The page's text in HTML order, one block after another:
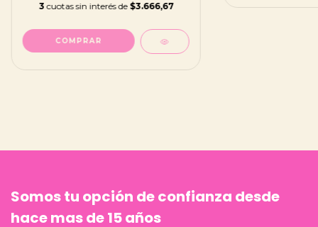
3 cuotas sin interés de $3.666,67
Somos tu opción de confianza desde
hace mas de 15 años